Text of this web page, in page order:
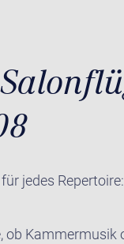
jedes
ob